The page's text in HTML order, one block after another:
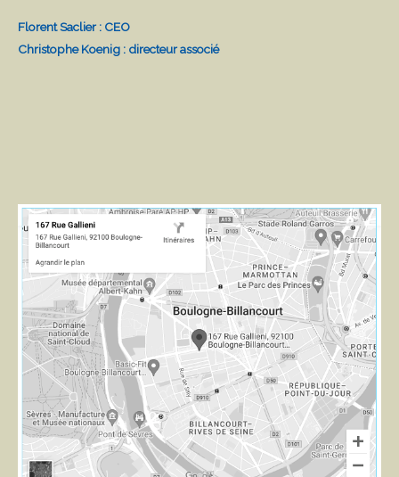
Florent Saclier : CEO
Christophe Koenig : directeur associé